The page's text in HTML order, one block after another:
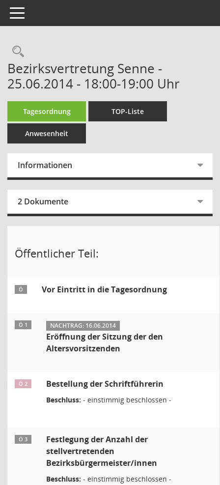
Toggle navigation
Rechercheauswahl
Bezirksvertretung Senne -
25.06.2014 - 18:00-19:00 Uhr
Tagesordnung TOP-Liste
Anwesenheit
Informationen
2 Dokumente
Öffentlicher Teil:
Ö Vor Eintritt in die Tagesordnung
Ö 1 NACHTRAG: 16.06.2014
Eröffnung der Sitzung der den
Altersvorsitzenden
Ö 2 Bestellung der Schriftführerin
Beschluss: - einstimmig beschlossen -
Ö 3
Festlegung der Anzahl der
stellvertretenden
Bezirksbürgermeister/innen
Beschluss: - einstimmig beschlossen -